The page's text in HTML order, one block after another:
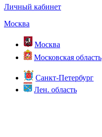
Личный кабинет
Москва
Москва
Московская область
Санкт-Петербург
Лен. область